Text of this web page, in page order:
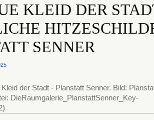
KLEID DER
SENNER